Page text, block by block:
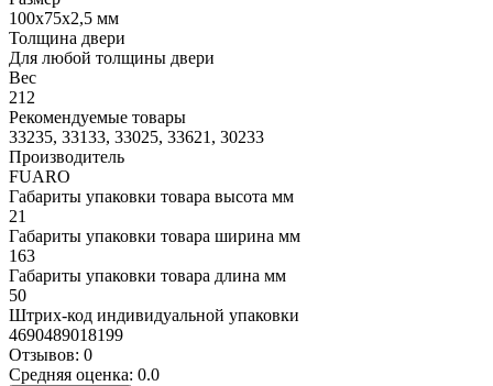
100x75x2,5 мм
Толщина двери
Для любой толщины двери
Вес
212
Рекомендуемые товары
33235, 33133, 33025, 33621, 30233
Производитель
FUARO
Габариты упаковки товара высота мм
21
Габариты упаковки товара ширина мм
163
Габариты упаковки товара длина мм
50
Штрих-код индивидуальной упаковки
4690489018199
Отзывов: 0
Средняя оценка: 0.0